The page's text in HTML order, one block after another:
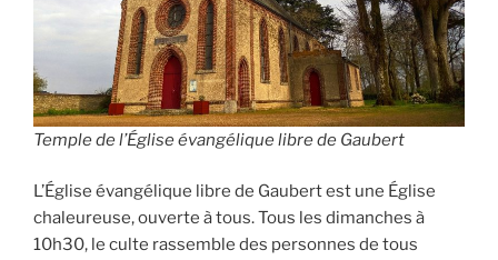
Temple de l’Église évangélique libre de Gaubert
L’Église évangélique libre de Gaubert est une Église
chaleureuse, ouverte à tous. Tous les dimanches à
10h30, le culte rassemble des personnes de tous